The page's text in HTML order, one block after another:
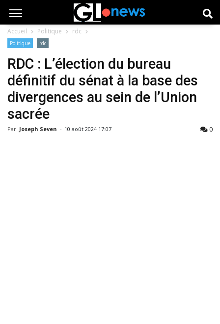
Accueil Politique rdc
Politique rdc
RDC : L’élection du bureau
définitif du sénat à la base des
divergences au sein de l’Union
sacrée
Par Joseph Seven - 10 août 2024 17:07 0